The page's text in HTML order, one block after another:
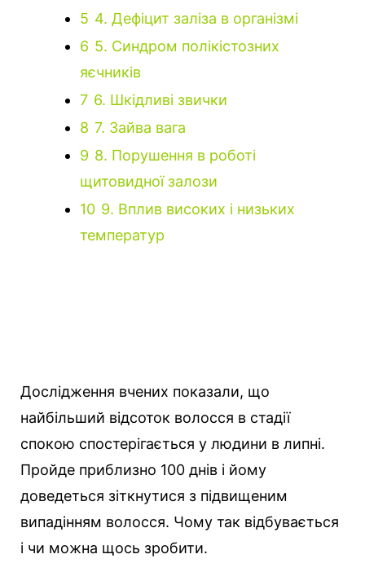
5 4. Дефіцит заліза в організмі
6 5. Синдром полікістозних
яєчників
7 6. Шкідливі звички
8 7. Зайва вага
9 8. Порушення в роботі
щитовидної залози
10 9. Вплив високих і низьких
температур
Дослідження вчених показали, що
найбільший відсоток волосся в стадії
спокою спостерігається у людини в липні.
Пройде приблизно 100 днів і йому
доведеться зіткнутися з підвищеним
випадінням волосся. Чому так відбувається
і чи можна щось зробити.